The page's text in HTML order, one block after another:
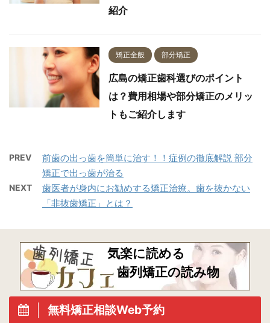
紹介
矯正全般 部分矯正
広島の矯正歯科選びのポイント
は？費用相場や部分矯正のメリッ
トもご紹介します
PREV
前歯の出っ歯を簡単に治す！！症例の徹底解説 部分
矯正で出っ歯が治る
NEXT
歯医者が身内にお勧めする矯正治療。歯を抜かない
「非抜歯矯正」とは？
気楽に読める
歯列矯正の読み物
無料矯正相談Web予約